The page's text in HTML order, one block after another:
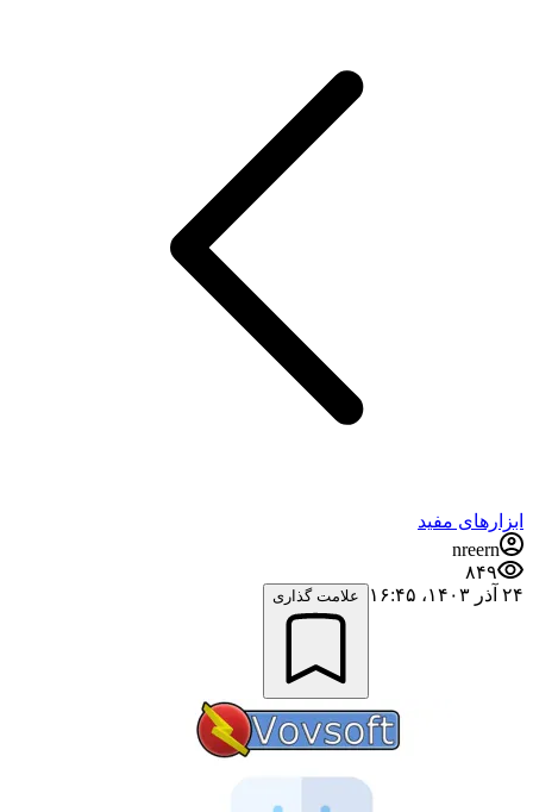
ابزارهای مفید
nreern
۸۴۹
۲۴ آذر ۱۴۰۳،‏ ۱۶:۴۵
علامت گذاری